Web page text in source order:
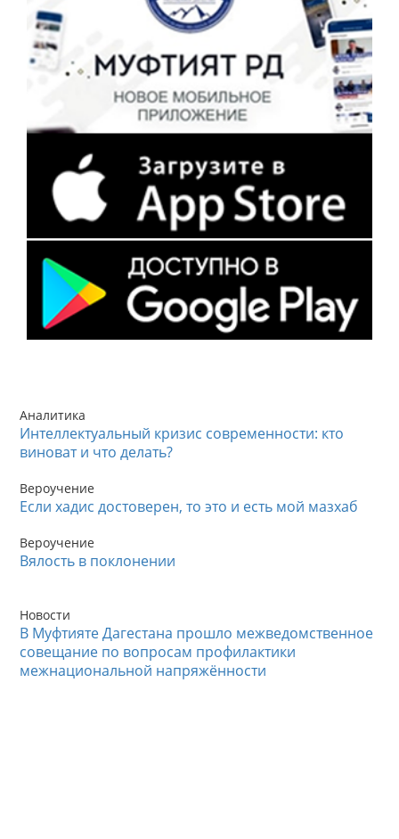
Аналитика
Интеллектуальный кризис современности: кто
виноват и что делать?
Вероучение
Если хадис достоверен, то это и есть мой мазхаб
Вероучение
Вялость в поклонении
Новости
В Муфтияте Дагестана прошло межведомственное
совещание по вопросам профилактики
межнациональной напряжённости